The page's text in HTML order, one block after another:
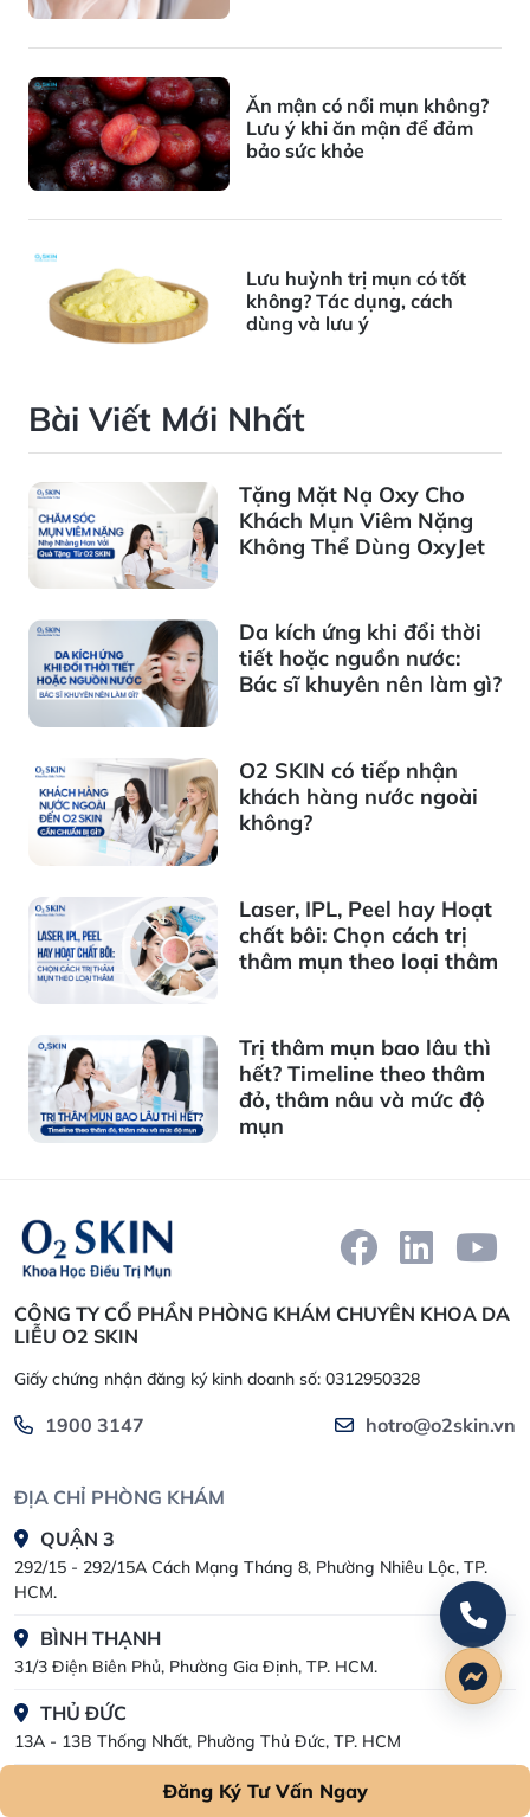
Ăn mận có nổi mụn không?
Lưu ý khi ăn mận để đảm
bảo sức khỏe
Lưu huỳnh trị mụn có tốt
không? Tác dụng, cách
dùng và lưu ý
Bài Viết Mới Nhất
Tặng Mặt Nạ Oxy Cho
Khách Mụn Viêm Nặng
Không Thể Dùng OxyJet
Da kích ứng khi đổi thời
tiết hoặc nguồn nước:
Bác sĩ khuyên nên làm gì?
O2 SKIN có tiếp nhận
khách hàng nước ngoài
không?
Laser, IPL, Peel hay Hoạt
chất bôi: Chọn cách trị
thâm mụn theo loại thâm
Trị thâm mụn bao lâu thì
hết? Timeline theo thâm
đỏ, thâm nâu và mức độ
mụn
CÔNG TY CỔ PHẦN PHÒNG KHÁM CHUYÊN KHOA DA
LIỄU O2 SKIN
Giấy chứng nhận đăng ký kinh doanh số: 0312950328
1900 3147 hotro@o2skin.vn
ĐỊA CHỈ PHÒNG KHÁM
QUẬN 3
292/15 - 292/15A Cách Mạng Tháng 8, Phường Nhiêu Lộc, TP.
HCM.
BÌNH THẠNH
31/3 Điện Biên Phủ, Phường Gia Định, TP. HCM.
THỦ ĐỨC
13A - 13B Thống Nhất, Phường Thủ Đức, TP. HCM
Đăng Ký Tư Vấn Ngay